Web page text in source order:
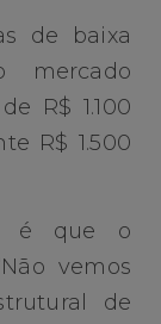
de baixa
R$ 1.100
R$ 1.500
é que o
vemos
de